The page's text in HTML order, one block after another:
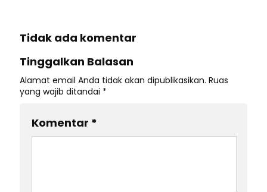
Tidak ada komentar
Tinggalkan Balasan
Alamat email Anda tidak akan dipublikasikan. Ruas
yang wajib ditandai *
Komentar *